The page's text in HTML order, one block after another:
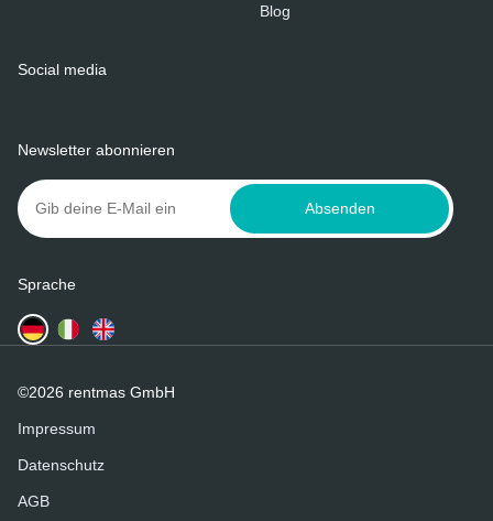
Blog
Social media
Newsletter abonnieren
Absenden
Sprache
©2026 rentmas GmbH
Impressum
Datenschutz
AGB